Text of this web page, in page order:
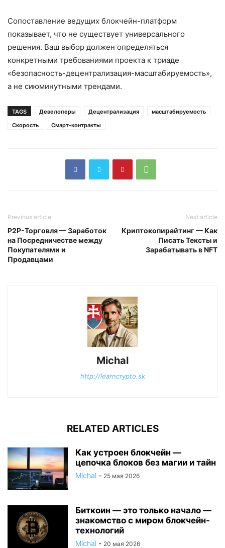
Сопоставление ведущих блокчейн-платформ
показывает, что не существует универсального
решения. Ваш выбор должен определяться
конкретными требованиями проекта к триаде
«безопасность-децентрализация-масштабируемость»,
а не сиюминутными трендами.
TAGS Девелоперы Децентрализация
масштабируемость
Скорость
Смарт-контракты
Previous article
P2P-Торговля — Заработок
на Посредничестве между
Покупателями и
Продавцами
Next article
Криптокопирайтинг — Как
Писать Тексты и
Зарабатывать в NFT
Michal
http://learncrypto.sk
RELATED ARTICLES
Как устроен блокчейн —
цепочка блоков без магии и тайн
Michal - 25 мая 2026
Биткоин — это только начало —
знакомство с миром блокчейн-
технологий
Michal - 20 мая 2026